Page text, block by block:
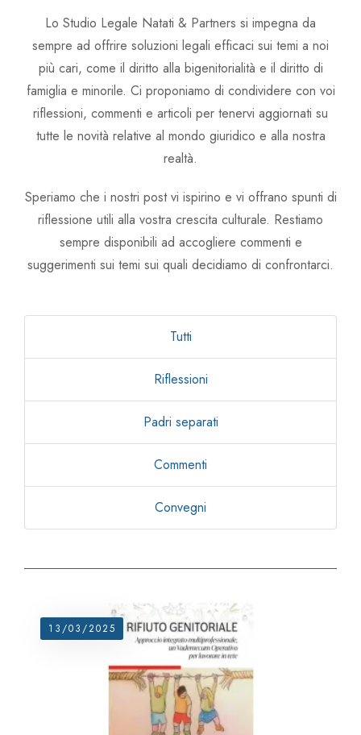
Avv. Linda Zullo
Avv. Chiara Carlin
Lo Studio Legale Natati & Partners si impegna da
sempre ad offrire soluzioni legali efficaci sui temi a noi
più cari, come il diritto alla bigenitorialità e il diritto di
famiglia e minorile. Ci proponiamo di condividere con voi
riflessioni, commenti e articoli per tenervi aggiornati su
tutte le novità relative al mondo giuridico e alla nostra
realtà.
Speriamo che i nostri post vi ispirino e vi offrano spunti di
riflessione utili alla vostra crescita culturale. Restiamo
sempre disponibili ad accogliere commenti e
suggerimenti sui temi sui quali decidiamo di confrontarci.
Tutti
Riflessioni
Padri separati
Commenti
Convegni
13/03/2025